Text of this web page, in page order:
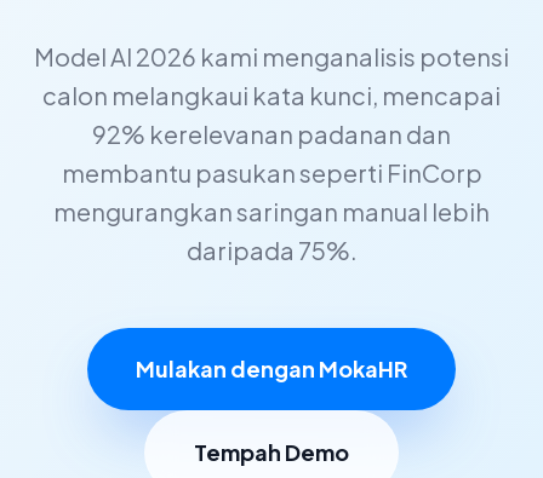
Model AI 2026 kami menganalisis potensi
calon melangkaui kata kunci, mencapai
92% kerelevanan padanan dan
membantu pasukan seperti FinCorp
mengurangkan saringan manual lebih
daripada 75%.
Mulakan dengan MokaHR
Tempah Demo